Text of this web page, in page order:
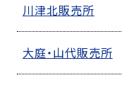
川津北販売所
大庭・山代販売所